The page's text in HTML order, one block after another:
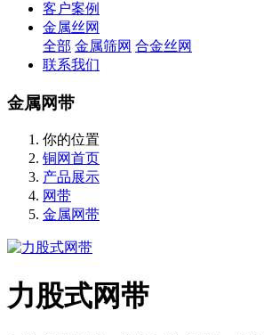
客户案例
金属丝网
全部 金属筛网 合金丝网
联系我们
金属网带
你的位置
铜网首页
产品展示
网带
金属网带
力股式网带